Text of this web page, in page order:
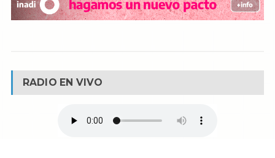
RADIO EN VIVO